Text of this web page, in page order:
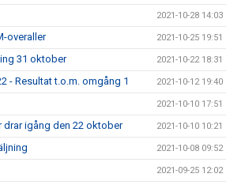
2021-10-28 14:03
overaller 2021-10-25 19:51
31 oktober 2021-10-22 18:31
- Resultat t.o.m. omgång 1 2021-10-12 19:40
2021-10-10 17:51
igång den 22 oktober 2021-10-10 10:21
2021-10-08 09:52
2021-09-25 12:02